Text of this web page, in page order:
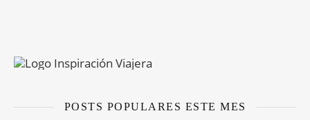
POSTS POPULARES ESTE MES